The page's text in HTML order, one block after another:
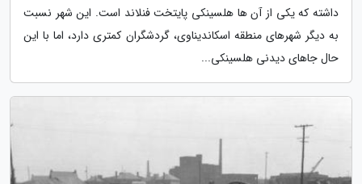
داشته که یکی از آن ها هلسینکی پایتخت فنلاند است. این شهر نسبت
به دیگر شهرهای منطقه اسکاندیناوی، گردشگران کمتری دارد، اما با این
حال جاهای دیدنی هلسینکی...